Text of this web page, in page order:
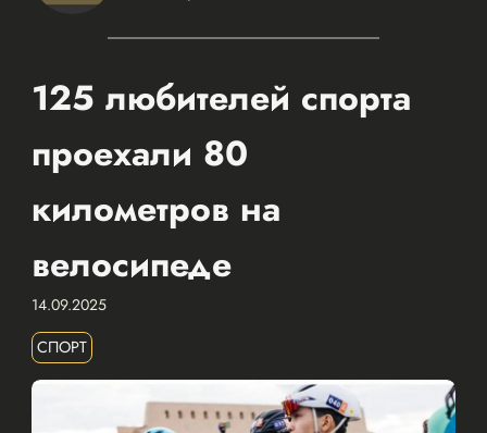
125 любителей спорта
проехали 80
километров на
велосипеде
14.09.2025
СПОРТ